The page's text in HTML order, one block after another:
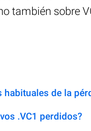
también sobre
habituales de la
.VC1 perdidos?